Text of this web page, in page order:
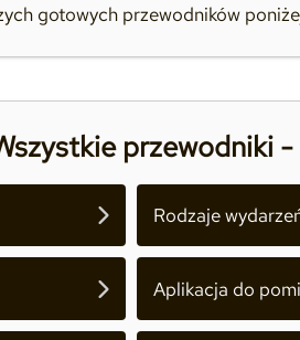
gotowych przewodników
przewodniki -
Rodzaje
Aplikacja do